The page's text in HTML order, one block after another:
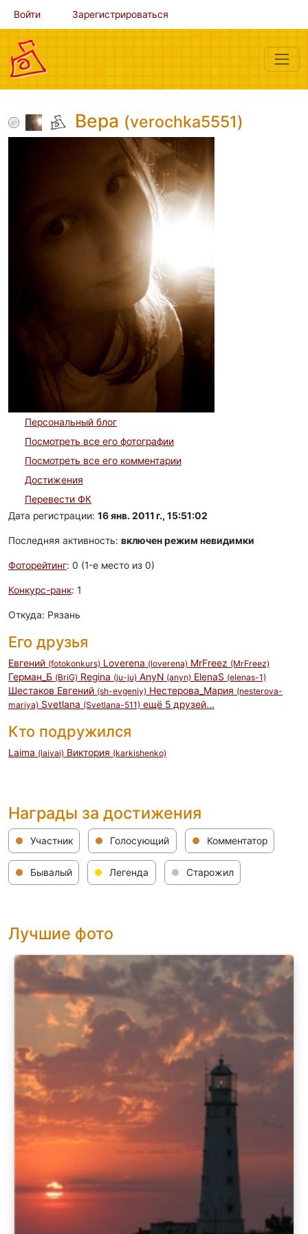
Войти Зарегистрироваться
Вера (verochka5551)
Персональный блог
Посмотреть все его фотографии
Посмотреть все его комментарии
Достижения
Перевести ФК
Дата регистрации: 16 янв. 2011 г., 15:51:02
Последняя активность: включен режим невидимки
Фоторейтинг: 0 (1-e место из 0)
Конкурс-ранк: 1
Откуда: Рязань
Его друзья
Евгений (fotokonkurs) Loverena (loverena) MrFreez (MrFreez)
Герман_Б (BriG) Regina (ju-ju) AnyN (anyn) ElenaS (elenas-1)
Шестаков Евгений (sh-evgeniy) Нестерова_Мария (nesterova-
mariya) Svetlana (Svetlana-511) ещё 5 друзей...
Кто подружился
Laima (laivai) Виктория (karkishenko)
Награды за достижения
Участник Голосующий Комментатор
Бывалый Легенда Старожил
Лучшие фото